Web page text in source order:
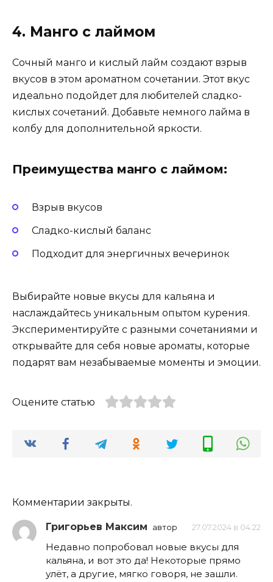
4. Манго с лаймом
Сочный манго и кислый лайм создают взрыв
вкусов в этом ароматном сочетании. Этот вкус
идеально подойдет для любителей сладко-
кислых сочетаний. Добавьте немного лайма в
колбу для дополнительной яркости.
Преимущества манго с лаймом:
Взрыв вкусов
Сладко-кислый баланс
Подходит для энергичных вечеринок
Выбирайте новые вкусы для кальяна и
наслаждайтесь уникальным опытом курения.
Экспериментируйте с разными сочетаниями и
открывайте для себя новые ароматы, которые
подарят вам незабываемые моменты и эмоции.
Оцените статью
Комментарии закрыты.
Григорьев Максим автор 27.07.2024 в 04:22
Недавно попробовал новые вкусы для
кальяна, и вот это да! Некоторые прямо
улёт, а другие, мягко говоря, не зашли.